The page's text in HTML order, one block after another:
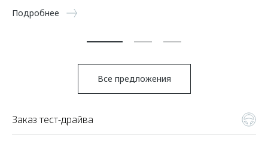
Подробнее
Все предложения
Заказ тест-драйва